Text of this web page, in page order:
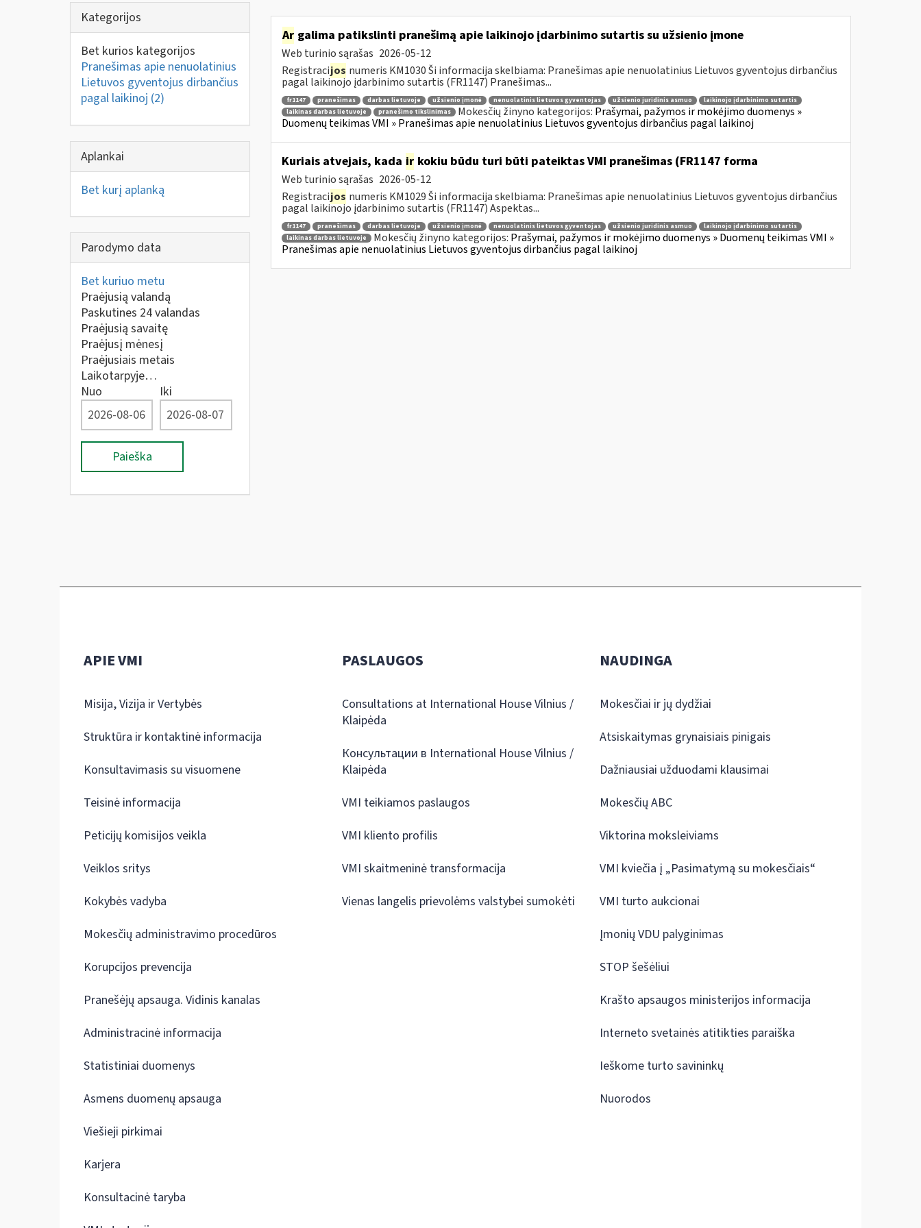
Kategorijos
Bet kurios kategorijos
Pranešimas apie nenuolatinius
Lietuvos gyventojus dirbančius
pagal laikinoj (2)
Aplankai
Bet kurį aplanką
Parodymo data
Bet kuriuo metu
Praėjusią valandą
Paskutines 24 valandas
Praėjusią savaitę
Praėjusį mėnesį
Praėjusiais metais
Laikotarpyje…
Nuo
Iki
Paieška
Argalima patikslinti pranešimą apie laikinojo įdarbinimo sutartis su užsienio įmone
Web turinio sąrašas 2026-05-12
Registracijos numeris KM1030 Ši informacija skelbiama: Pranešimas apie nenuolatinius Lietuvos gyventojus dirbančius
pagal laikinojo įdarbinimo sutartis (FR1147) Pranešimas...
fr1147 pranešimas darbas lietuvoje užsienio įmonė nenuolatinis lietuvos gyventojas užsienio juridinis asmuo
laikinojo įdarbinimo sutartis
laikinas darbas lietuvoje
pranešimo tikslinimas Mokesčių žinyno kategorijos: Prašymai, pažymos ir mokėjimo duomenys »
Duomenų teikimas VMI » Pranešimas apie nenuolatinius Lietuvos gyventojus dirbančius pagal laikinoj
Kuriais atvejais, kada irkokiu būdu turi būti pateiktas VMI pranešimas (FR1147 forma
Web turinio sąrašas 2026-05-12
Registracijos numeris KM1029 Ši informacija skelbiama: Pranešimas apie nenuolatinius Lietuvos gyventojus dirbančius
pagal laikinojo įdarbinimo sutartis (FR1147) Aspektas...
fr1147 pranešimas darbas lietuvoje užsienio įmonė nenuolatinis lietuvos gyventojas užsienio juridinis asmuo
laikinojo įdarbinimo sutartis
laikinas darbas lietuvoje
Mokesčių žinyno kategorijos: Prašymai, pažymos ir mokėjimo duomenys » Duomenų teikimas VMI »
Pranešimas apie nenuolatinius Lietuvos gyventojus dirbančius pagal laikinoj
APIE VMI
Misija, Vizija ir Vertybės
Struktūra ir kontaktinė informacija
Konsultavimasis su visuomene
Teisinė informacija
Peticijų komisijos veikla
Veiklos sritys
Kokybės vadyba
Mokesčių administravimo procedūros
Korupcijos prevencija
Pranešėjų apsauga. Vidinis kanalas
Administracinė informacija
Statistiniai duomenys
Asmens duomenų apsauga
Viešieji pirkimai
Karjera
Konsultacinė taryba
PASLAUGOS
Consultations at International House Vilnius /
Klaipėda
Консультации в International House Vilnius /
Klaipėda
VMI teikiamos paslaugos
VMI kliento profilis
VMI skaitmeninė transformacija
Vienas langelis prievolėms valstybei sumokėti
NAUDINGA
Mokesčiai ir jų dydžiai
Atsiskaitymas grynaisiais pinigais
Dažniausiai užduodami klausimai
Mokesčių ABC
Viktorina moksleiviams
VMI kviečia į „Pasimatymą su mokesčiais“
VMI turto aukcionai
Įmonių VDU palyginimas
STOP šešėliui
Krašto apsaugos ministerijos informacija
Interneto svetainės atitikties paraiška
Ieškome turto savininkų
Nuorodos